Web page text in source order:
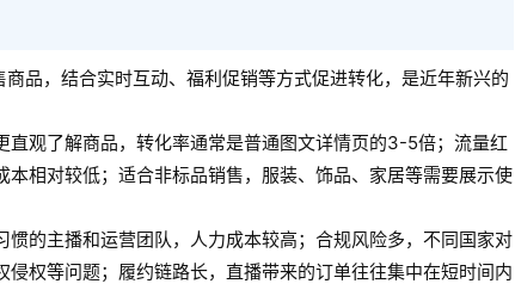
品，结合实时互动、福利促销等方式促进转化，是近年新兴的
观了解商品，转化率通常是普通图文详情页的3-5倍；流量红
相对较低；适合非标品销售，服装、饰品、家居等需要展示使
的主播和运营团队，人力成本较高；合规风险多，不同国家对
权等问题；履约链路长，直播带来的订单往往集中在短时间内